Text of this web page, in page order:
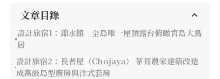
文章目錄
設計旅宿1：錦水館 全島唯一屋頂露台俯瞰宮島大鳥
居
設計旅宿2：長者屋（Chojaya） 茅葺農家建築改造
成高級島型廚房與洋式套房